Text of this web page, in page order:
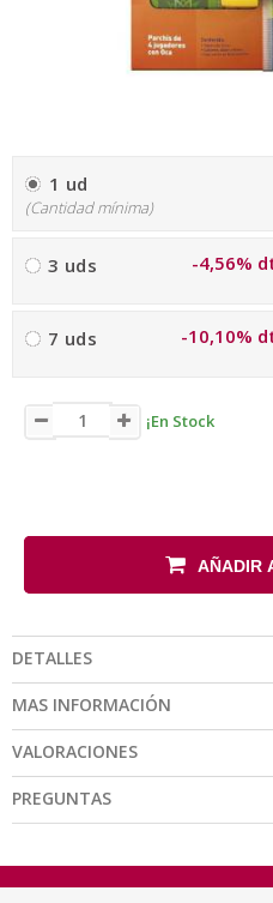
1 ud
(Cantidad mínima)
3 uds -4,56%
7 uds -10,10%
¡En Stock
AÑADIR
DETALLES
MAS INFORMACIÓN
VALORACIONES
PREGUNTAS